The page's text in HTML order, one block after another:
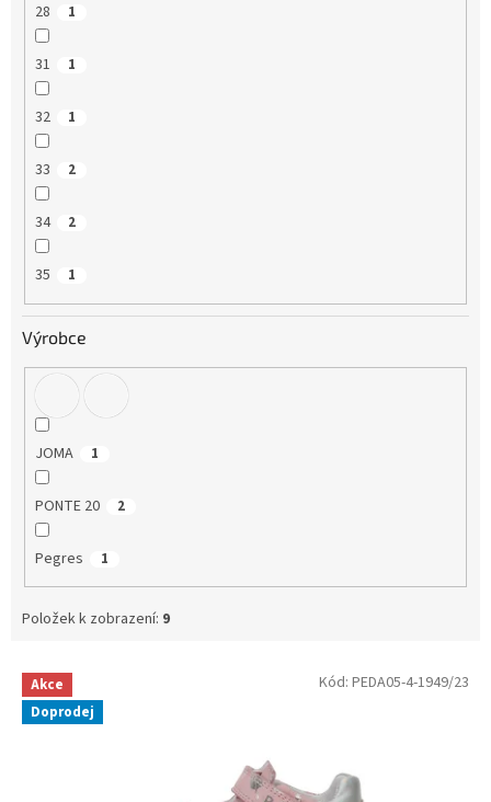
28 1
31 1
32 1
33 2
34 2
35 1
Výrobce
JOMA 1
PONTE 20 2
Pegres 1
Položek k zobrazení: 9
V
p
Akce
Doprodej
Kód: PEDA05-4-1949/23